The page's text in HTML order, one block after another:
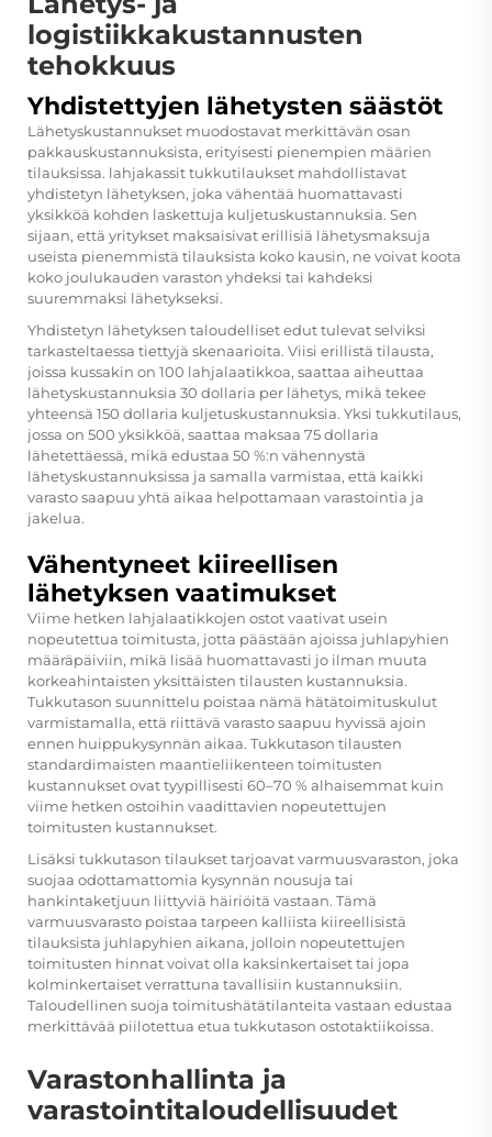
logistiikkakustannusten
tehokkuus
Yhdistettyjen lähetysten säästöt
Lähetyskustannukset muodostavat merkittävän osan
pakkauskustannuksista, erityisesti pienempien määrien
tilauksissa. lahjakassittukkutilaukset mahdollistavat
yhdistetyn lähetyksen, joka vähentää huomattavasti
yksikköä kohden laskettuja kuljetuskustannuksia. Sen
sijaan, että yritykset maksaisivat erillisiä lähetysmaksuja
useista pienemmistä tilauksista koko kausin, ne voivat koota
koko joulukauden varaston yhdeksi tai kahdeksi
suuremmaksi lähetykseksi.
Yhdistetyn lähetyksen taloudelliset edut tulevat selviksi
tarkasteltaessa tiettyjä skenaarioita. Viisi erillistä tilausta,
joissa kussakin on 100 lahjalaatikkoa, saattaa aiheuttaa
lähetyskustannuksia 30 dollaria per lähetys, mikä tekee
yhteensä 150 dollaria kuljetuskustannuksia. Yksi tukkutilaus,
jossa on 500 yksikköä, saattaa maksaa 75 dollaria
lähetettäessä, mikä edustaa 50 %:n vähennystä
lähetyskustannuksissa ja samalla varmistaa, että kaikki
varasto saapuu yhtä aikaa helpottamaan varastointia ja
jakelua.
Vähentyneet kiireellisen
lähetyksen vaatimukset
Viime hetken lahjalaatikkojen ostot vaativat usein
nopeutettua toimitusta, jotta päästään ajoissa juhlapyhien
määräpäiviin, mikä lisää huomattavasti jo ilman muuta
korkeahintaisten yksittäisten tilausten kustannuksia.
Tukkutason suunnittelu poistaa nämä hätätoimituskulut
varmistamalla, että riittävä varasto saapuu hyvissä ajoin
ennen huippukysynnän aikaa. Tukkutason tilausten
standardimaisten maantieliikenteen toimitusten
kustannukset ovat tyypillisesti 60–70 % alhaisemmat kuin
viime hetken ostoihin vaadittavien nopeutettujen
toimitusten kustannukset.
Lisäksi tukkutason tilaukset tarjoavat varmuusvaraston, joka
suojaa odottamattomia kysynnän nousuja tai
hankintaketjuun liittyviä häiriöitä vastaan. Tämä
varmuusvarasto poistaa tarpeen kalliista kiireellisistä
tilauksista juhlapyhien aikana, jolloin nopeutettujen
toimitusten hinnat voivat olla kaksinkertaiset tai jopa
kolminkertaiset verrattuna tavallisiin kustannuksiin.
Taloudellinen suoja toimitushätätilanteita vastaan edustaa
merkittävää piilotettua etua tukkutason ostotaktiikoissa.
Varastonhallinta ja
varastointitaloudellisuudet